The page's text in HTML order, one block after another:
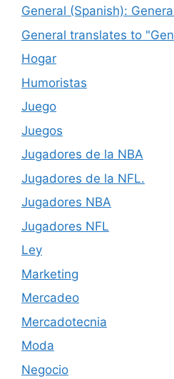
General (Spanish):
General translates to
Hogar
Humoristas
Juego
Juegos
Jugadores de la NBA
Jugadores de la NFL.
Jugadores NBA
Jugadores NFL
Ley
Marketing
Mercadeo
Mercadotecnia
Moda
Negocio